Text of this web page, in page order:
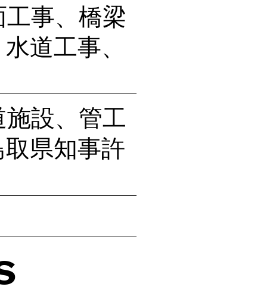
事、橋梁
道工事、
設、管工
県知事許